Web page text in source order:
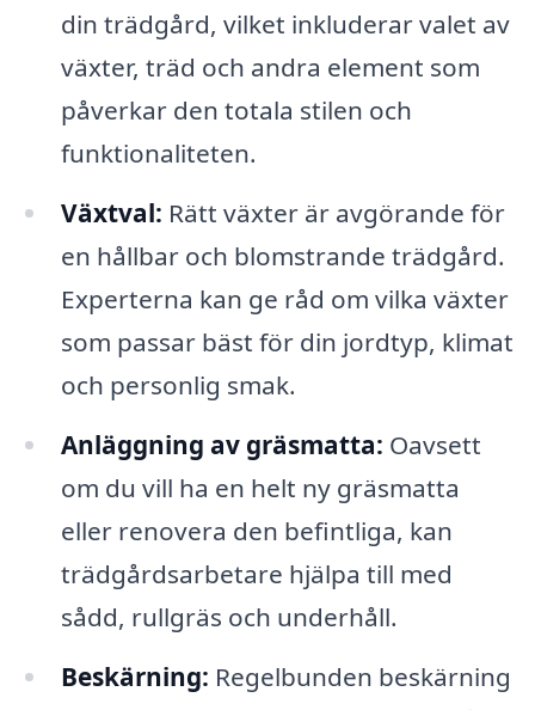
din trädgård, vilket inkluderar valet av
växter, träd och andra element som
påverkar den totala stilen och
funktionaliteten.
Växtval: Rätt växter är avgörande för
en hållbar och blomstrande trädgård.
Experterna kan ge råd om vilka växter
som passar bäst för din jordtyp, klimat
och personlig smak.
Anläggning av gräsmatta: Oavsett
om du vill ha en helt ny gräsmatta
eller renovera den befintliga, kan
trädgårdsarbetare hjälpa till med
sådd, rullgräs och underhåll.
Beskärning: Regelbunden beskärning